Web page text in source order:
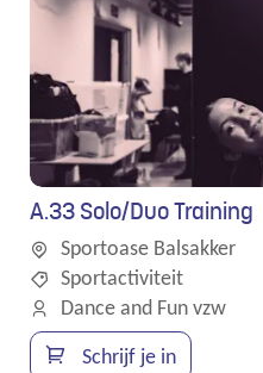
A.33 Solo/Duo Training
Sportoase Balsakker
Sportactiviteit
Dance and Fun vzw
Schrijf je in